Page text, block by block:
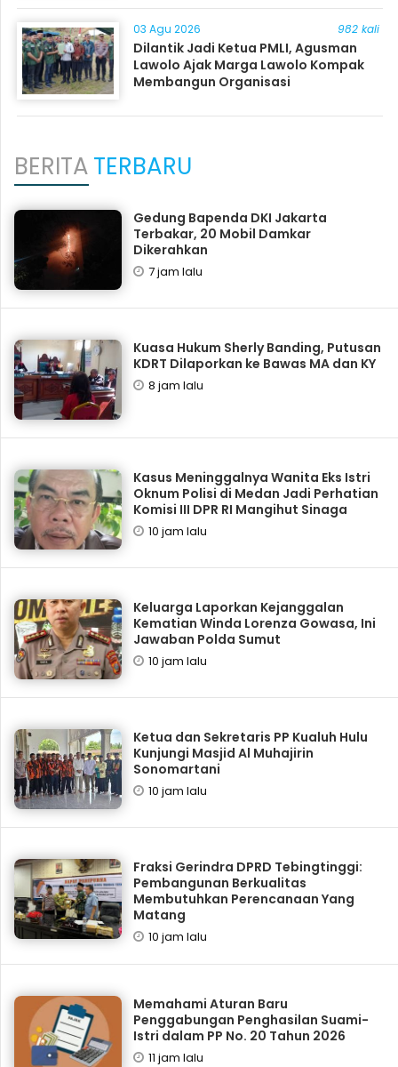
03 Agu 2026 982 kali
Dilantik Jadi Ketua PMLI, Agusman
Lawolo Ajak Marga Lawolo Kompak
Membangun Organisasi
BERITATERBARU
Gedung Bapenda DKI Jakarta
Terbakar, 20 Mobil Damkar
Dikerahkan
7 jam lalu
Kuasa Hukum Sherly Banding, Putusan
KDRT Dilaporkan ke Bawas MA dan KY
8 jam lalu
Kasus Meninggalnya Wanita Eks Istri
Oknum Polisi di Medan Jadi Perhatian
Komisi III DPR RI Mangihut Sinaga
10 jam lalu
Keluarga Laporkan Kejanggalan
Kematian Winda Lorenza Gowasa, Ini
Jawaban Polda Sumut
10 jam lalu
Ketua dan Sekretaris PP Kualuh Hulu
Kunjungi Masjid Al Muhajirin
Sonomartani
10 jam lalu
Fraksi Gerindra DPRD Tebingtinggi:
Pembangunan Berkualitas
Membutuhkan Perencanaan Yang
Matang
10 jam lalu
Memahami Aturan Baru
Penggabungan Penghasilan Suami-
Istri dalam PP No. 20 Tahun 2026
11 jam lalu